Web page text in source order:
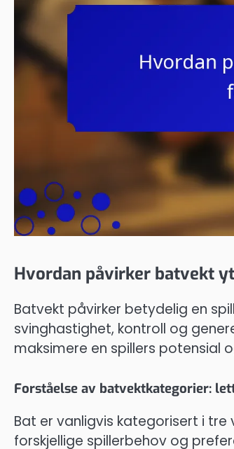
Hvordan påvirker batvekt
Batvekt påvirker betydelig en
svinghastighet, kontroll og
maksimere en spillers potensial
Forståelse av batvektkategorier:
Bat er vanligvis kategorisert i tre
forskjellige spillerbehov og